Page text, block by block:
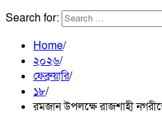
Search for:
Home
২০২৬
ফেব্রুয়ারি
১৮
রমজান উপলক্ষে রাজশাহী